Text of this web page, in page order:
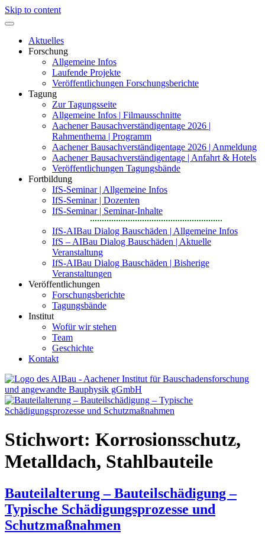
Skip to content
Aktuelles
Forschung
Allgemeine Infos
Laufende Projekte
Veröffentlichungen Forschungsberichte
Tagung
Zur Tagungsseite
Allgemeine Infos | Filmausschnitte
Aachener Bausachverständigentage 2026 |
Rahmenthema | Programm
Aachener Bausachverständigentage 2026 | Anmeldung
Aachener Bausachverständigentage | Anfahrt & Hotels
Veröffentlichungen Tagungsbände
Fortbildung
IfS-Seminar | Allgemeine Infos
IfS-Seminar | Dozenten
IfS-Seminar | Seminar-Inhalte
IfS-AIBau Dialog Bauschäden | Allgemeine Infos
IfS – AIBau Dialog Bauschäden | Aktuelle
Veranstaltung
IfS-AIBau Dialog Bauschäden | Bisherige
Veranstaltungen
Veröffentlichungen
Forschungsberichte
Tagungsbände
Institut
Wofür wir stehen
Team
Geschichte
Kontakt
AIBau – Aachener Institut für Bauschadensforschung und
Stichwort: Korrosionsschutz,
Metalldach, Stahlbauteile
Bauteilalterung – Bauteilschädigung –
Typische Schädigungsprozesse und
Schutzmaßnahmen